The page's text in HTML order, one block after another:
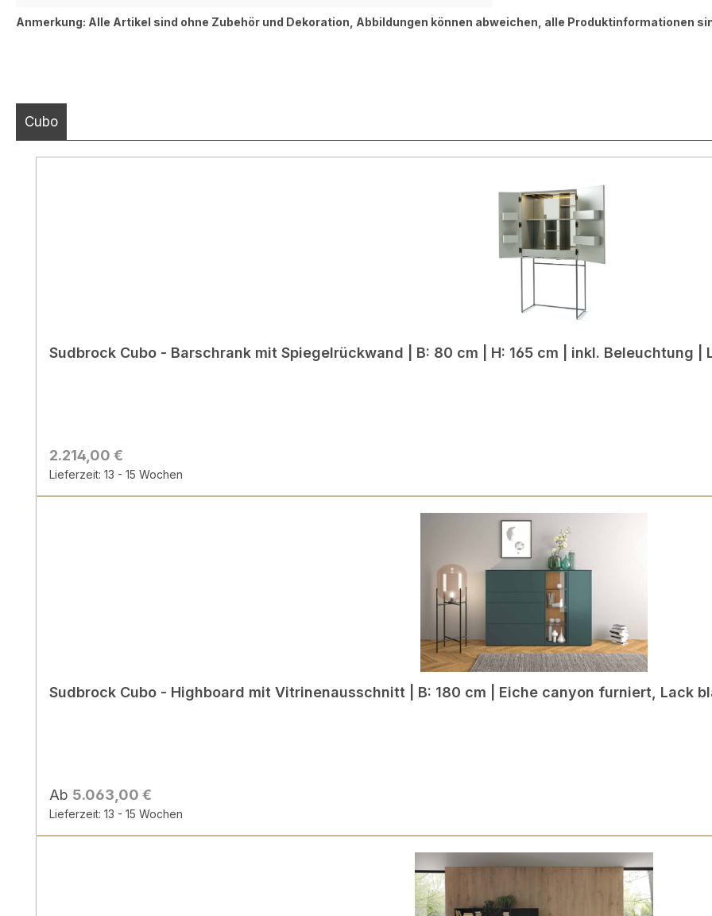
Anmerkung: Alle Artikel sind ohne Zubehör und Dekoration, Abbildungen können abweichen, alle Produktinformationen
Cubo
Sudbrock Cubo - Barschrank mit Spiegelrückwand | B: 80 cm | H: 165 cm | inkl. Beleuchtung
2.214,00 €
Lieferzeit: 13 - 15 Wochen
Sudbrock Cubo - Highboard mit Vitrinenausschnitt | B: 180 cm | Eiche canyon furniert, Lack
Ab 5.063,00 €
Lieferzeit: 13 - 15 Wochen